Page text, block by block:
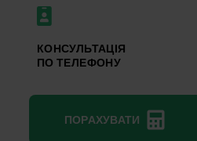
КОНСУЛЬТАЦІЯ
ПО ТЕЛЕФОНУ
ПОРАХУВАТИ